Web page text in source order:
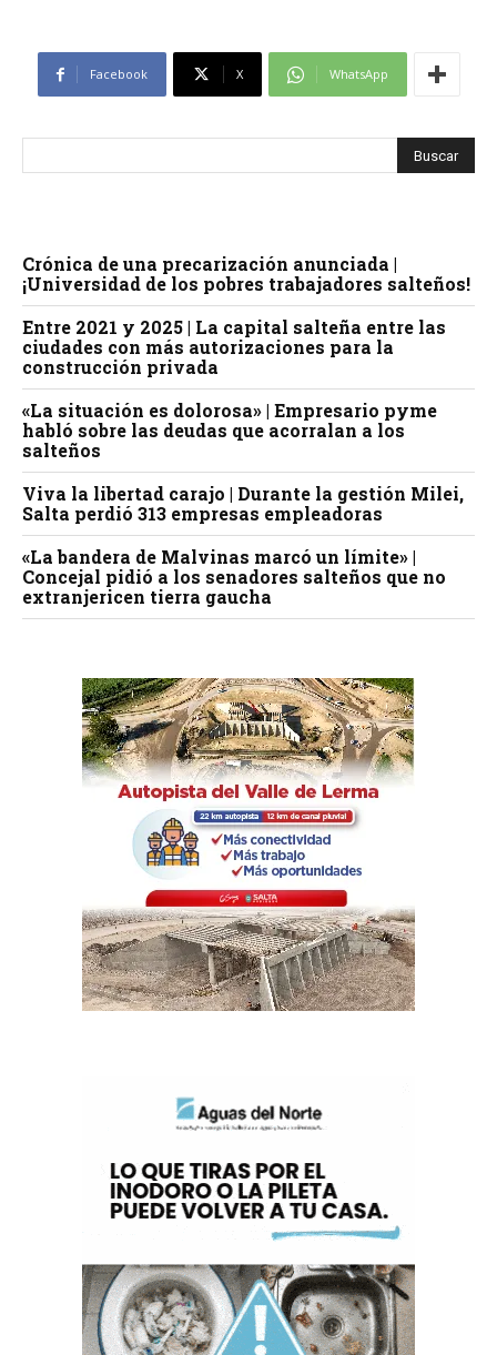
Facebook X WhatsApp
Crónica de una precarización anunciada |
¡Universidad de los pobres trabajadores salteños!
Entre 2021 y 2025 | La capital salteña entre las
ciudades con más autorizaciones para la
construcción privada
«La situación es dolorosa» | Empresario pyme
habló sobre las deudas que acorralan a los
salteños
Viva la libertad carajo | Durante la gestión Milei,
Salta perdió 313 empresas empleadoras
«La bandera de Malvinas marcó un límite» |
Concejal pidió a los senadores salteños que no
extranjericen tierra gaucha